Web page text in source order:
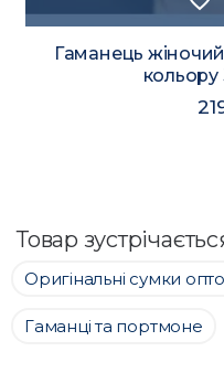
Гаманець
кольору
Товар
Оригінальні сумки
Гаманці та портмоне